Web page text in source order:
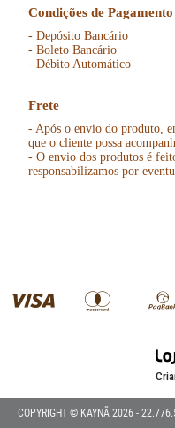
Condições de Pagamento
- Depósito Bancário
- Boleto Bancário
- Débito Automático
Frete
- Após o envio do produto,
que o cliente possa
- O envio dos produtos é
responsabilizamos por
COPYRIGHT © KAYNÃ 2026 -